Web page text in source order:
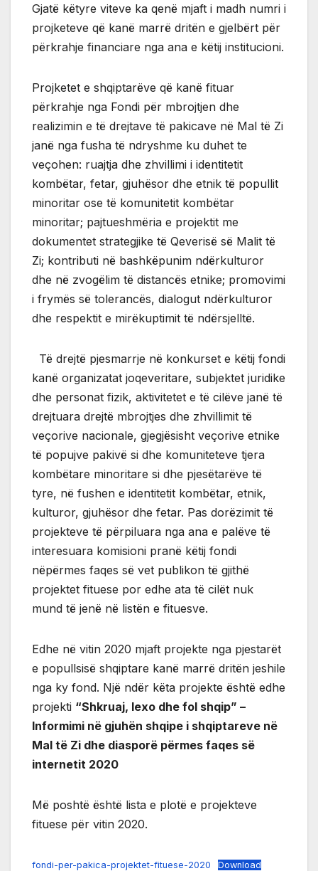
Gjatë këtyre viteve ka qenë mjaft i madh numri i
projketeve që kanë marrë dritën e gjelbërt për
përkrahje financiare nga ana e këtij institucioni.
Projketet e shqiptarëve që kanë fituar
përkrahje nga Fondi për mbrojtjen dhe
realizimin e të drejtave të pakicave në Mal të Zi
janë nga fusha të ndryshme ku duhet te
veçohen: ruajtja dhe zhvillimi i identitetit
kombëtar, fetar, gjuhësor dhe etnik të popullit
minoritar ose të komunitetit kombëtar
minoritar; pajtueshmëria e projektit me
dokumentet strategjike të Qeverisë së Malit të
Zi; kontributi në bashkëpunim ndërkulturor
dhe në zvogëlim të distancës etnike; promovimi
i frymës së tolerancës, dialogut ndërkulturor
dhe respektit e mirëkuptimit të ndërsjelltë.
Të drejtë pjesmarrje në konkurset e këtij fondi
kanë organizatat joqeveritare, subjektet juridike
dhe personat fizik, aktivitetet e të cilëve janë të
drejtuara drejtë mbrojtjes dhe zhvillimit të
veçorive nacionale, gjegjësisht veçorive etnike
të popujve pakivë si dhe komuniteteve tjera
kombëtare minoritare si dhe pjesëtarëve të
tyre, në fushen e identitetit kombëtar, etnik,
kulturor, gjuhësor dhe fetar. Pas dorëzimit të
projekteve të përpiluara nga ana e palëve të
interesuara komisioni pranë këtij fondi
nëpërmes faqes së vet publikon të gjithë
projektet fituese por edhe ata të cilët nuk
mund të jenë në listën e fituesve.
Edhe në vitin 2020 mjaft projekte nga pjestarët
e popullsisë shqiptare kanë marrë dritën jeshile
nga ky fond. Një ndër këta projekte është edhe
projekti “Shkruaj, lexo dhe fol shqip” –
Informimi në gjuhën shqipe i shqiptareve në
Mal të Zi dhe diasporë përmes faqes së
internetit 2020
Më poshtë është lista e plotë e projekteve
fituese për vitin 2020.
fondi-per-pakica-projektet-fituese-2020 Download